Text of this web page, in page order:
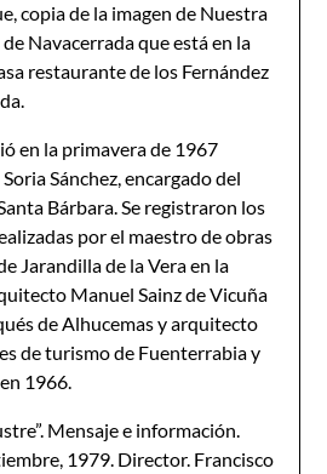
copia de la imagen de Nuestra
Navacerrada que está en la
restaurante de los Fernández
en la primavera de 1967
Sánchez, encargado del
Bárbara. Se registraron los
por el maestro de obras
Jarandilla de la Vera en la
Manuel Sainz de Vicuña
de Alhucemas y arquitecto
de turismo de Fuenterrabia y
1966.
Mensaje e información.
1979. Director. Francisco